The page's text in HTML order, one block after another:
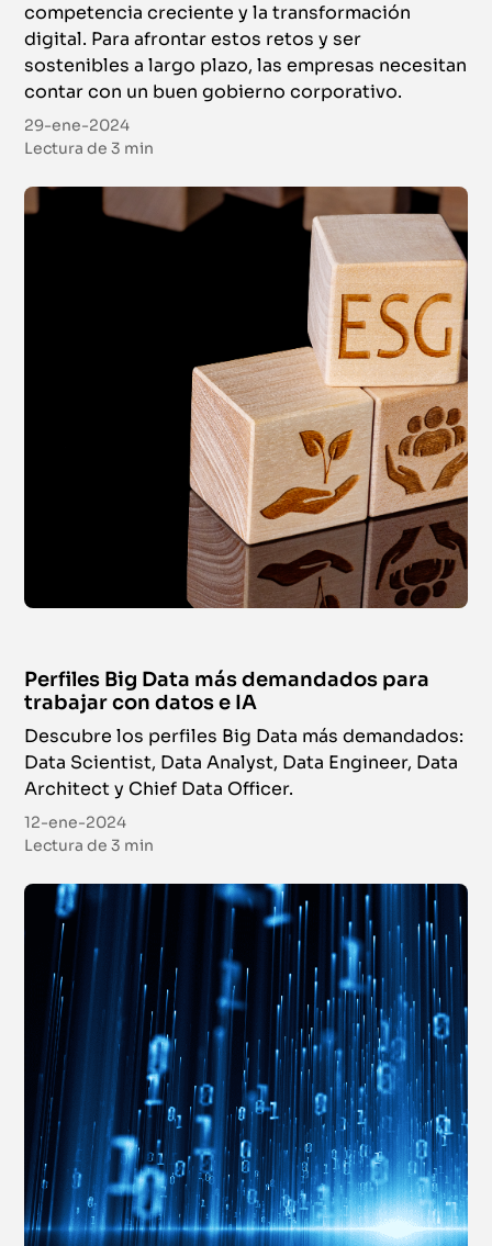
competencia creciente y la transformación
digital. Para afrontar estos retos y ser
sostenibles a largo plazo, las empresas necesitan
contar con un buen gobierno corporativo.
29-ene-2024
Lectura de3 min
Perfiles Big Data más demandados para
trabajar con datos e IA
Descubre los perfiles Big Data más demandados:
Data Scientist, Data Analyst, Data Engineer, Data
Architect y Chief Data Officer.
12-ene-2024
Lectura de3 min